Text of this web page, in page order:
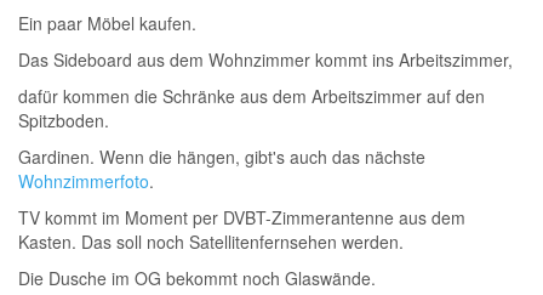
Ein paar Möbel kaufen.
Das Sideboard aus dem Wohnzimmer kommt ins Arbeitszimmer,
dafür kommen die Schränke aus dem Arbeitszimmer auf den
Spitzboden.
Gardinen. Wenn die hängen, gibt's auch das nächste
Wohnzimmerfoto.
TV kommt im Moment per DVBT-Zimmerantenne aus dem
Kasten. Das soll noch Satellitenfernsehen werden.
Die Dusche im OG bekommt noch Glaswände.